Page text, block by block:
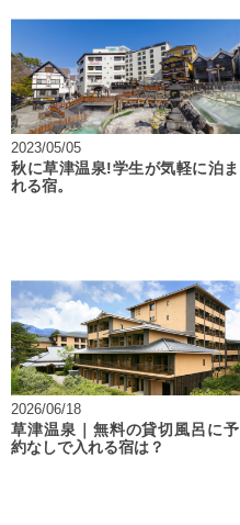
2023/05/05
秋に草津温泉!学生が気軽に泊ま
れる宿。
2026/06/18
草津温泉｜無料の貸切風呂に予
約なしで入れる宿は？